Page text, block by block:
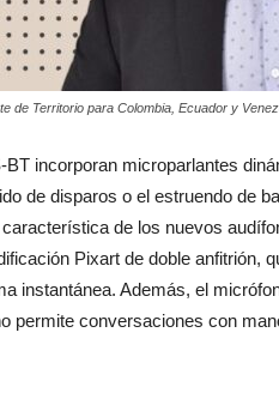
de Territorio para Colombia, Ecuador y
BT incorporan microparlantes
de disparos o el estruendo de
de los nuevos
Pixart de doble anfitrión,
instantánea. Además, el
permite conversaciones con